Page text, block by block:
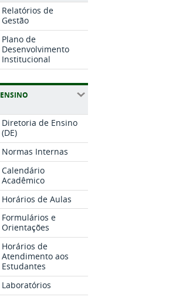
Relatórios de
Gestão
Plano de
Desenvolvimento
Institucional
ENSINO
Diretoria de Ensino
(DE)
Normas Internas
Calendário
Acadêmico
Horários de Aulas
Formulários e
Orientações
Horários de
Atendimento aos
Estudantes
Laboratórios